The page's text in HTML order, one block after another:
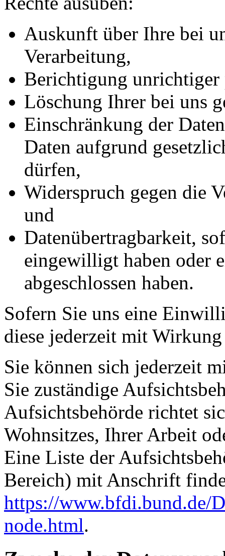
Auskunft über Ihre bei
Verarbeitung,
Berichtigung unrichtiger
Löschung Ihrer bei uns
Einschränkung der
Daten aufgrund
dürfen,
Widerspruch gegen die
und
Datenübertragbarkeit,
eingewilligt haben oder
abgeschlossen haben.
Sofern Sie uns eine
diese jederzeit mit
Sie können sich jederzeit
Sie zuständige
Aufsichtsbehörde richtet
Wohnsitzes, Ihrer Arbeit
Eine Liste der
Bereich) mit Anschrift
https://www.bfdi.bund.de/
node.html.